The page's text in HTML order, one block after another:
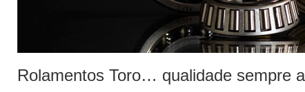
Rolamentos ​Toro… qualidade sempre